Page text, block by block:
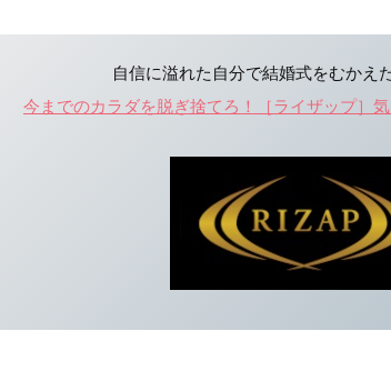
自信に溢れた自分で結婚式をむかえ
今までのカラダを脱ぎ捨てろ！［ライザップ］